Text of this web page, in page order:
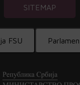
SITEMAP
FSU